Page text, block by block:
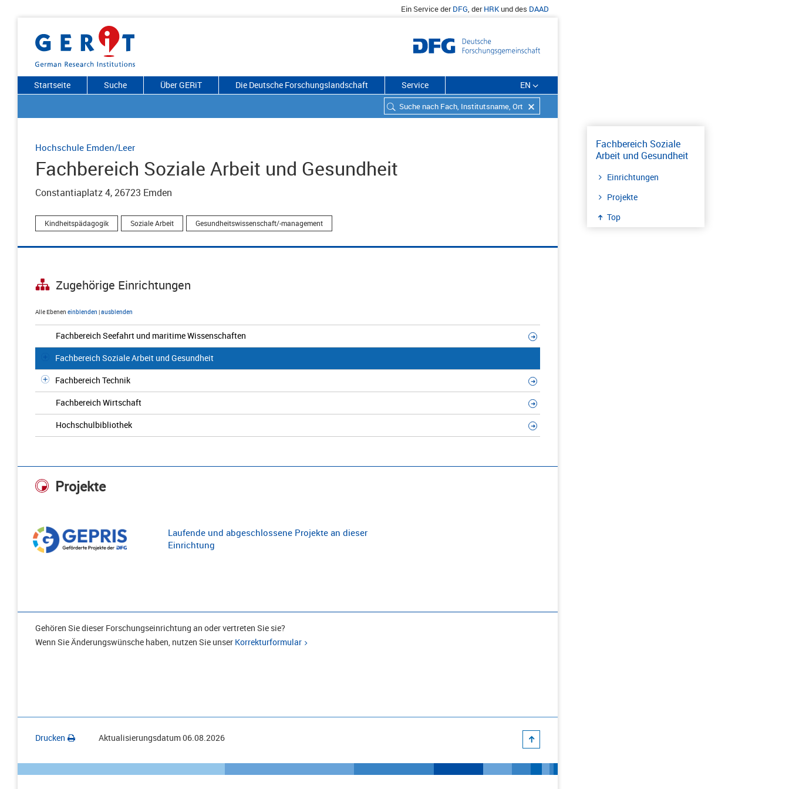
Ein Service derDFG, derHRKund des DAAD
Startseite Suche Über GERiT Die Deutsche Forschungslandschaft Service EN
Fachbereich Soziale
Arbeit und Gesundheit
Einrichtungen
Projekte
Top
Hochschule Emden/Leer
Fachbereich Soziale Arbeit und Gesundheit
Constantiaplatz 4, 26723 Emden
Kindheitspädagogik Soziale Arbeit Gesundheitswissenschaft/-management
Zugehörige Einrichtungen
Alle Ebenen einblenden |ausblenden
Fachbereich Seefahrt und maritime Wissenschaften
Fachbereich Soziale Arbeit und Gesundheit
Fachbereich Technik
Fachbereich Wirtschaft
Hochschulbibliothek
Projekte
Laufende und abgeschlossene Projekte an dieser
Einrichtung
Gehören Sie dieser Forschungseinrichtung an oder vertreten Sie sie?
Wenn Sie Änderungswünsche haben, nutzen Sie unser Korrekturformular
Drucken Aktualisierungsdatum06.08.2026